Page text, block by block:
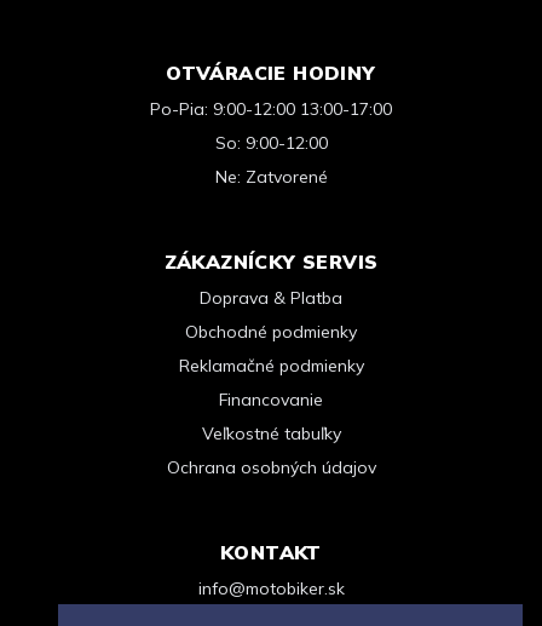
OTVÁRACIE HODINY
Po-Pia: 9:00-12:00 13:00-17:00
So: 9:00-12:00
Ne: Zatvorené
ZÁKAZNÍCKY SERVIS
Doprava & Platba
Obchodné podmienky
Reklamačné podmienky
Financovanie
Veľkostné tabuľky
Ochrana osobných údajov
KONTAKT
info@motobiker.sk